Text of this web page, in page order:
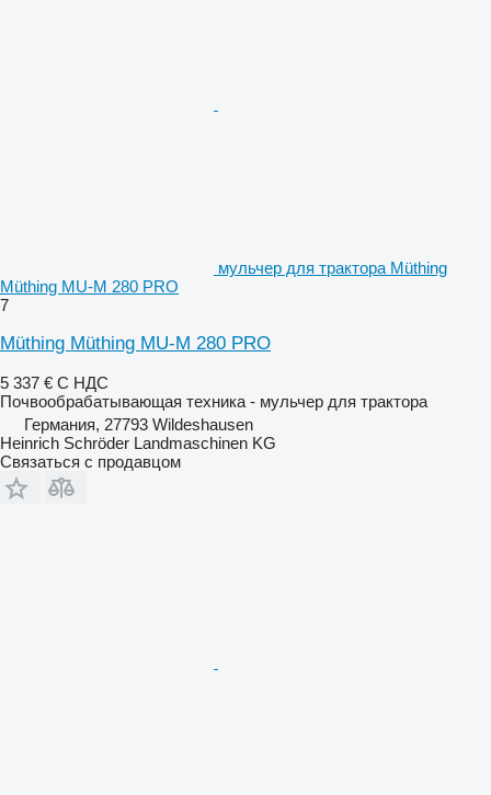
мульчер для трактора Müthing
Müthing MU-M 280 PRO
7
Müthing Müthing MU-M 280 PRO
5 337 € С НДС
Почвообрабатывающая техника - мульчер для трактора
Германия, 27793 Wildeshausen
Heinrich Schröder Landmaschinen KG
Связаться с продавцом